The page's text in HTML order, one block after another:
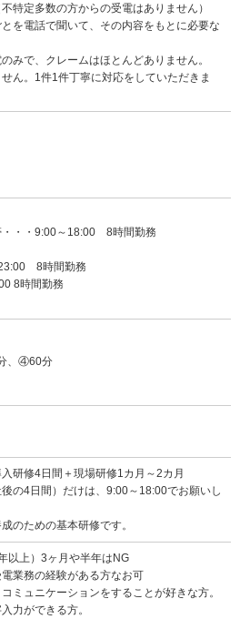
特定多数の方からの受電はありません）
を電話で聞いて、その内容をもとに必要な
みで、クレームはほとんどありません。
ん。1件1件丁寧に対応をしていただきま
・・・9:00～18:00 8時間勤務
8時間勤務
8時間勤務
、④60分
入研修4日間＋現場研修1カ月～2カ月
後の4日間）だけは、9:00～18:00でお願いし
のための基本研修です。
以上）3ヶ月や半年はNG
業務の経験がある方なお可
ミュニケーションをすることが好きな方。
力ができる方。